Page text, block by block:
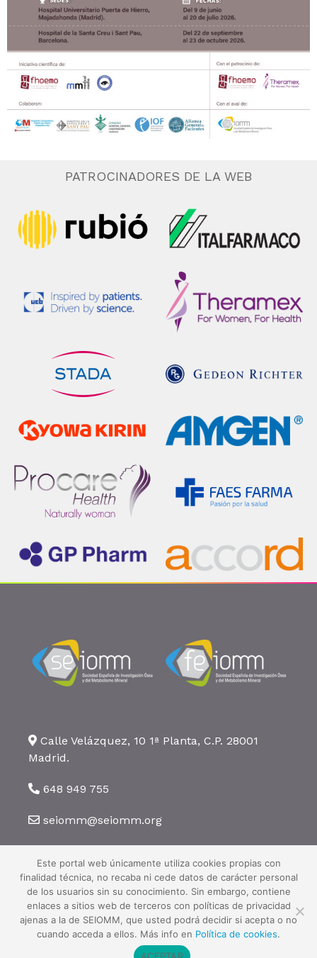
PATROCINADORES DE LA WEB
Calle Velázquez, 10 1ª Planta, C.P. 28001
Madrid.
648 949 755
seiomm@seiomm.org
©2026 SEIOMM. Todos los derechos reservados ·Aviso legal·Política
de privacidad ·Política de cookies
Este portal web únicamente utiliza cookies propias con
finalidad técnica, no recaba ni cede datos de carácter personal
de los usuarios sin su conocimiento. Sin embargo, contiene
enlaces a sitios web de terceros con políticas de privacidad
ajenas a la de SEIOMM, que usted podrá decidir si acepta o no
cuando acceda a ellos. Más info en Política de cookies.
ACEPTAR